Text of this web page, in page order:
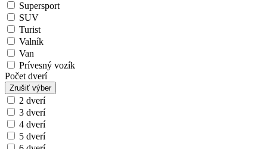
Supersport
SUV
Turist
Valník
Van
Prívesný vozík
Počet dverí
Zrušiť výber
2 dverí
3 dverí
4 dverí
5 dverí